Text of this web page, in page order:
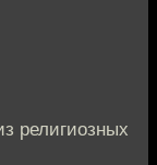
религиозных